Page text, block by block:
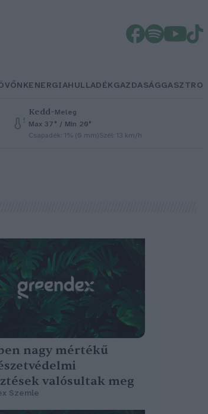
ENERGIAHULLADÉKGAZDASÁGGASZTRO
Kedd–Meleg
Max 37° / Min 20°
Csapadék: 1% (0 mm)Szél: 13 km/h
nagy mértékű
valósultak meg
Szemle